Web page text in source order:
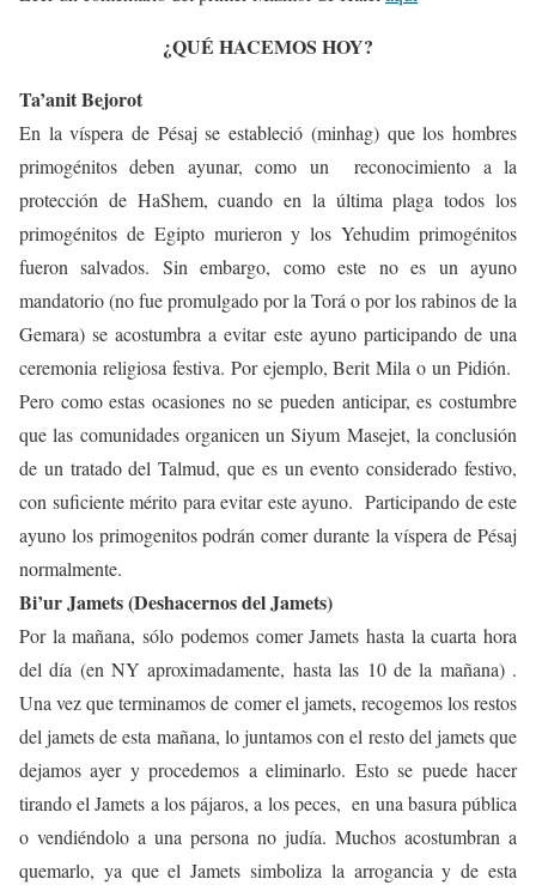
¿QUÉ HACEMOS HOY?
Ta’anit Bejorot
En la víspera de Pésaj se estableció (minhag) que los hombres
primogénitos deben ayunar, como un reconocimiento a la
protección de HaShem, cuando en la última plaga todos los
primogénitos de Egipto murieron y los Yehudim primogénitos
fueron salvados. Sin embargo, como este no es un ayuno
mandatorio (no fue promulgado por la Torá o por los rabinos de la
Gemara) se acostumbra a evitar este ayuno participando de una
ceremonia religiosa festiva. Por ejemplo, Berit Mila o un Pidión.
Pero como estas ocasiones no se pueden anticipar, es costumbre
que las comunidades organicen un Siyum Masejet, la conclusión
de un tratado del Talmud, que es un evento considerado festivo,
con suficiente mérito para evitar este ayuno. Participando de este
ayuno los primogenitos podrán comer durante la víspera de Pésaj
normalmente.
Bi’ur Jamets (Deshacernos del Jamets)
Por la mañana, sólo podemos comer Jamets hasta la cuarta hora
del día (en NY aproximadamente, hasta las 10 de la mañana) .
Una vez que terminamos de comer el jamets, recogemos los restos
del jamets de esta mañana, lo juntamos con el resto del jamets que
dejamos ayer y procedemos a eliminarlo. Esto se puede hacer
tirando el Jamets a los pájaros, a los peces, en una basura pública
o vendiéndolo a una persona no judía. Muchos acostumbran a
quemarlo, ya que el Jamets simboliza la arrogancia y de esta